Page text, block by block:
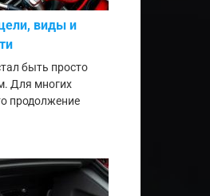
виды и
быть просто
Для многих
продолжение